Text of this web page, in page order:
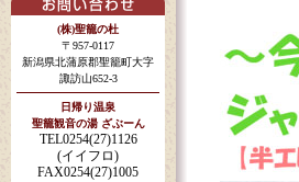
(株)聖籠の杜
〒957-0117
新潟県北蒲原郡聖籠町大字
諏訪山652-3
日帰り温泉
聖籠観音の湯 ざぶーん
TEL0254(27)1126
(イイフロ)
FAX0254(27)1005